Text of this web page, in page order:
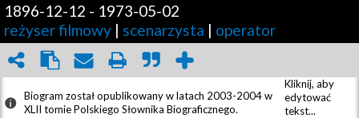
1896-12-12 - 1973-05-02
reżyser filmowy | scenarzysta | operator
Biogram został opublikowany w latach 2003-2004 w
XLII tomie Polskiego Słownika Biograficznego.
Kliknij, aby
edytować
tekst...